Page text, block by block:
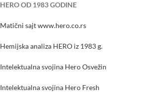
HERO OD 1983 GODINE
Matični sajtwww.hero.co.rs
Hemijska analiza HERO iz 1983 g.
Intelektualna svojina Hero Osvežin
Intelektualna svojina Hero Fresh